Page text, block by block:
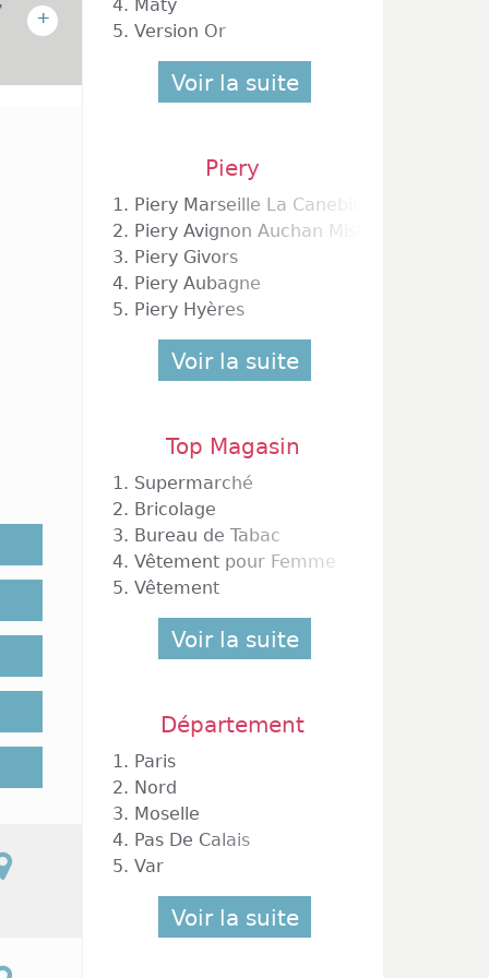
+
les
peu
bien
les
sont
sont
fin
plus
le
4. Maty
5. Version Or
Voir la suite
Piery
1. Piery Marseille La Canebière
2. Piery Avignon Auchan Mistral 7
3. Piery Givors
4. Piery Aubagne
5. Piery Hyères
Voir la suite
Top Magasin
1. Supermarché
2. Bricolage
3. Bureau de Tabac
4. Vêtement pour Femme
5. Vêtement
Voir la suite
Département
1. Paris
2. Nord
3. Moselle
4. Pas De Calais
5. Var
Voir la suite